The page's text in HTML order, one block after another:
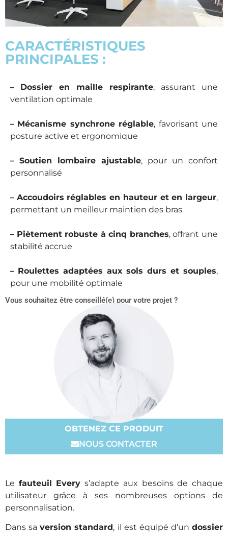
CARACTÉRISTIQUES
PRINCIPALES :
– Dossier en maille respirante, assurant une
ventilation optimale
– Mécanisme synchrone réglable, favorisant une
posture active et ergonomique
– Soutien lombaire ajustable, pour un confort
personnalisé
– Accoudoirs réglables en hauteur et en largeur,
permettant un meilleur maintien des bras
– Piètement robuste à cinq branches, offrant une
stabilité accrue
– Roulettes adaptées aux sols durs et souples,
pour une mobilité optimale
Vous souhaitez être conseillé(e) pour votre projet ?
OBTENEZ CE PRODUIT
NOUS CONTACTER
Le fauteuil Every s’adapte aux besoins de chaque
utilisateur grâce à ses nombreuses options de
personnalisation.
Dans saversion standard, il est équipé d’un dossier